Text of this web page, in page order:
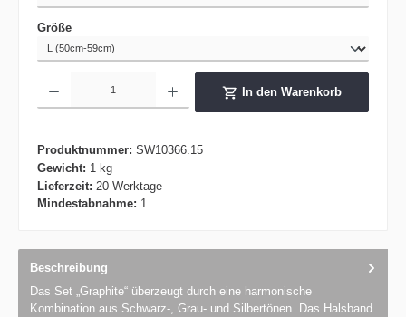
Größeauswählen
In den Warenkorb
Produktnummer: SW10366.15
Gewicht: 1 kg
Lieferzeit: 20 Werktage
Mindestabnahme: 1
Beschreibung
Das Set „Graphite“ überzeugt durch eine harmonische
Kombination aus Schwarz-, Grau- und Silbertönen. Das Halsband